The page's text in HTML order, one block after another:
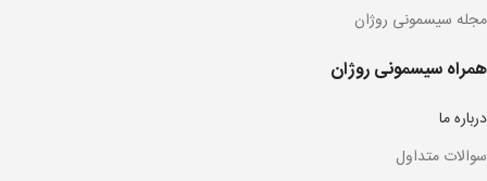
مجله سیسمونی روژان
همراه سیسمونی روژان
درباره ما
سوالات متداول